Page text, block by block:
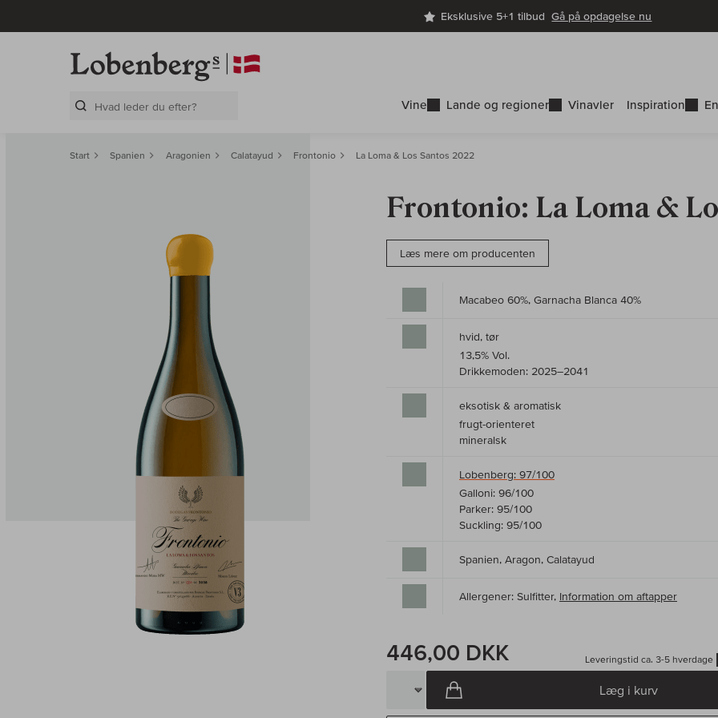
Eksklusive 5+1 tilbudGå på opdagelse nu
Vine Lande og regioner Vinavler Inspiration
Start Spanien Aragonien Calatayud Frontonio La Loma & Los Santos 2022
Frontonio: La Loma &
Læs mere om producenten
Macabeo 60%, Garnacha Blanca 40%
hvid, tør
13,5% Vol.
Drikkemoden: 2025–2041
eksotisk & aromatisk
frugt-orienteret
mineralsk
Lobenberg: 97/100
Galloni: 96/100
Parker: 95/100
Suckling: 95/100
Spanien, Aragon, Calatayud
Allergener: Sulfitter, Information om aftapper
446,00 DKK Leveringstid ca. 3-5 hverdage
Læg i kurv